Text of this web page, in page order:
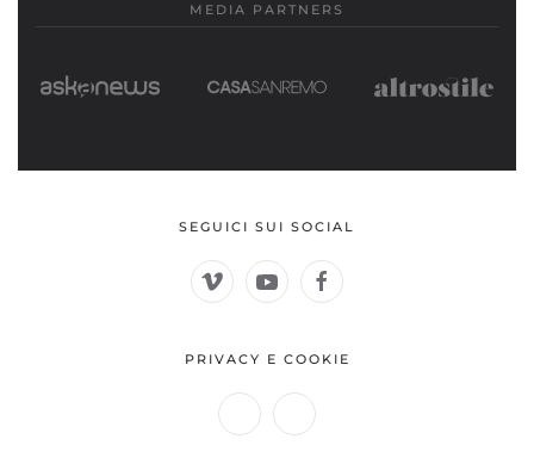
MEDIA PARTNERS
SEGUICI SUI SOCIAL
PRIVACY E COOKIE